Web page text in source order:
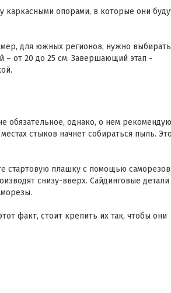
опорами, в которые они
для южных регионов, нужно выбирать
– от 20 до 25 см. Завершающий этап -
обязательное, однако, о нем
стыков начнет собираться пыль. Это
стартовую плашку с помощью
снизу-вверх. Сайдинговые детали
факт, стоит крепить их так, чтобы они